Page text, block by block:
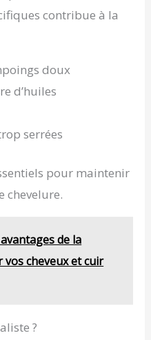
contribue à la
doux
d’huiles
serrées
pour maintenir
chevelure.
de la
cheveux et cuir
?